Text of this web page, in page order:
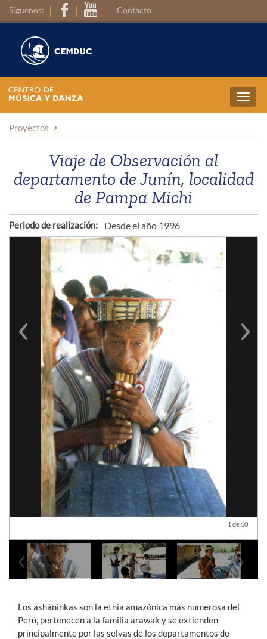
Síguenos: Contacto
Proyectos
Viaje de Observación al
departamento de Junín, localidad
de Pampa Michi
Periodo de realización: Desde el año 1996
1 de 10
Previous
Previous Next
Los asháninkas son la etnia amazónica más numerosa del
Perú, pertenecen a la familia arawak y se extienden
principalmente por las selvas de los departamentos de